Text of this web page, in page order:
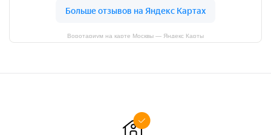
Воротариум на карте Москвы — Яндекс Карты